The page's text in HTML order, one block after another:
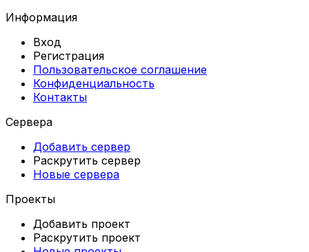
Информация
Вход
Регистрация
Пользовательское соглашение
Конфиденциальность
Контакты
Сервера
Добавить сервер
Раскрутить сервер
Новые сервера
Проекты
Добавить проект
Раскрутить проект